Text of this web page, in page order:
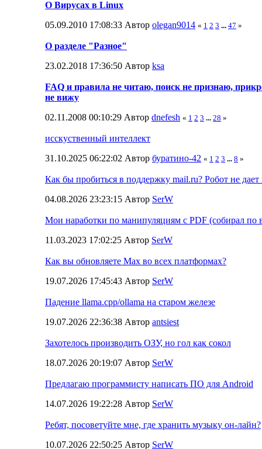
О Вирусах в Linux
05.09.2010 17:08:33 Автор olegan9014 « 1 2 3 ... 47 »
О разделе "Разное"
23.02.2018 17:36:50 Автор ksa
FAQ и правила не читаю, поиск не признаю,
не вижу
02.11.2008 00:10:29 Автор dnefesh « 1 2 3 ... 28 »
исскуственный интеллект
31.10.2025 06:22:02 Автор буратино-42 « 1 2 3 ... 8 »
Как бы пробиться в поддержку mail.ru? Робот не
04.08.2026 23:23:15 Автор SerW
Мои наработки по манипуляциям с PDF (собирал по
11.03.2023 17:02:25 Автор SerW
Как вы обновляете Max во всех платформах?
19.07.2026 17:45:43 Автор SerW
Падение llama.cpp/ollama на старом железе
19.07.2026 22:36:38 Автор antsiest
Захотелось производить ОЗУ, но гол как сокол
18.07.2026 20:19:07 Автор SerW
Предлагаю программисту написать ПО для Android
14.07.2026 19:22:28 Автор SerW
Ребят, посоветуйте мне, где хранить музыку он-лайн?
10.07.2026 22:50:25 Автор SerW